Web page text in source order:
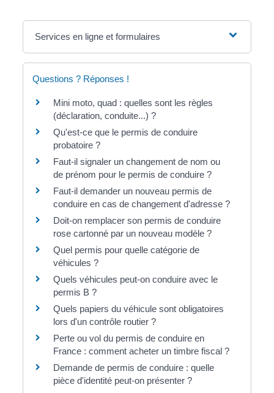
Services en ligne et formulaires
Questions ? Réponses !
Mini moto, quad : quelles sont les règles
(déclaration, conduite...) ?
Qu'est-ce que le permis de conduire
probatoire ?
Faut-il signaler un changement de nom ou
de prénom pour le permis de conduire ?
Faut-il demander un nouveau permis de
conduire en cas de changement d'adresse ?
Doit-on remplacer son permis de conduire
rose cartonné par un nouveau modèle ?
Quel permis pour quelle catégorie de
véhicules ?
Quels véhicules peut-on conduire avec le
permis B ?
Quels papiers du véhicule sont obligatoires
lors d'un contrôle routier ?
Perte ou vol du permis de conduire en
France : comment acheter un timbre fiscal ?
Demande de permis de conduire : quelle
pièce d'identité peut-on présenter ?